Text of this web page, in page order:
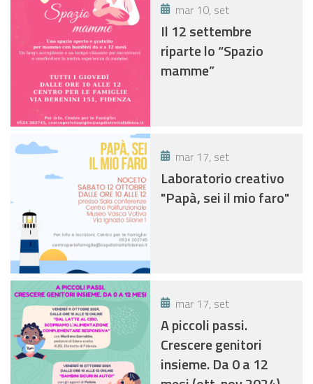
mar 10, set
Il 12 settembre
riparte lo “Spazio
mamme”
mar 17, set
Laboratorio creativo
"Papà, sei il mio faro"
mar 17, set
A piccoli passi.
Crescere genitori
insieme. Da 0 a 12